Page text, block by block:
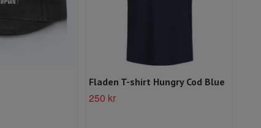
Fladen T-shirt Hungry Cod Blue
250 kr